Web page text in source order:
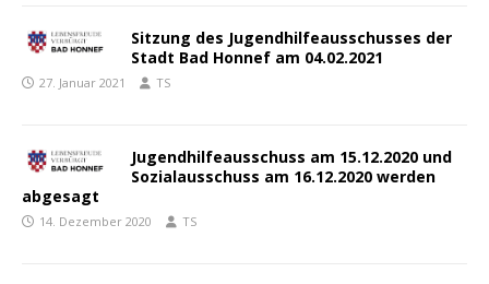
Sitzung des Jugendhilfeausschusses der
Stadt Bad Honnef am 04.02.2021
27. Januar 2021 TS
Jugendhilfeausschuss am 15.12.2020 und
Sozialausschuss am 16.12.2020 werden
abgesagt
14. Dezember 2020 TS